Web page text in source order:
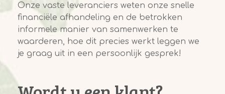
Onze vaste leveranciers weten onze snelle
financiële afhandeling en de betrokken
informele manier van samenwerken te
waarderen, hoe dit precies werkt leggen we
je graag uit in een persoonlijk gesprek!